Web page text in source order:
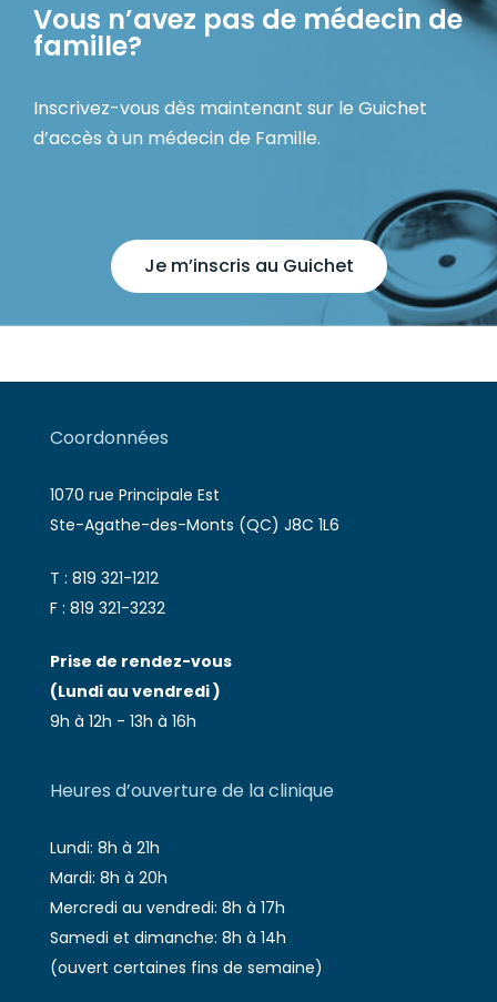
Vous n’avez pas de médecin de
famille?
Inscrivez-vous dès maintenant sur le Guichet
d’accès à un médecin de Famille.
Je m’inscris au Guichet
Coordonnées
1070 rue Principale Est
Ste-Agathe-des-Monts (QC) J8C 1L6
T : 819 321-1212
F : 819 321-3232
Prise de rendez-vous
(Lundi au vendredi )
9h à 12h - 13h à 16h
Heures d’ouverture de la clinique
Lundi: 8h à 21h
Mardi: 8h à 20h
Mercredi au vendredi: 8h à 17h
Samedi et dimanche: 8h à 14h
(ouvert certaines fins de semaine)